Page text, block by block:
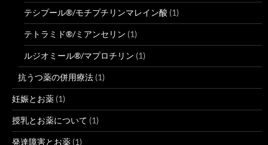
テシプール®/モチプチリンマレイン酸 (1)
テトラミド®/ミアンセリン (1)
ルジオミール®/マプロチリン (1)
抗うつ薬の併用療法 (1)
妊娠とお薬 (1)
授乳とお薬について (1)
発達障害とお薬 (1)